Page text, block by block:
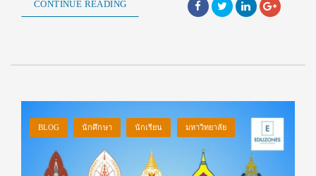
CONTINUE READING
BLOG นักศึกษา นักเรียน มหาวิทยาลัย